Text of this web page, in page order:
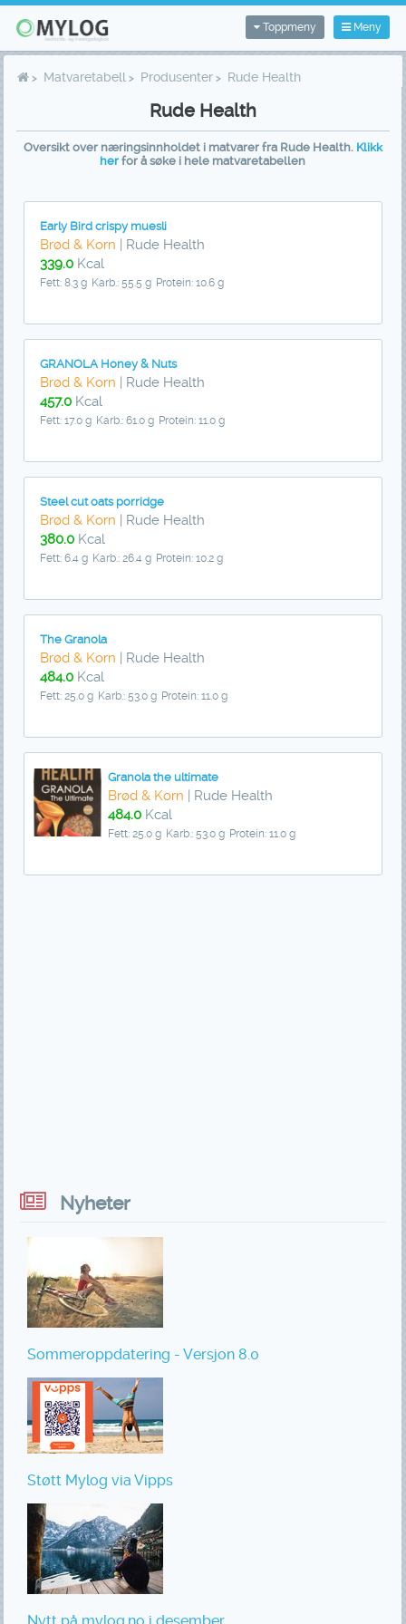
Meny
Toppmeny
Matvaretabell Produsenter Rude Health
Rude Health
Oversikt over næringsinnholdet i matvarer fra Rude Health. Klikk
her for å søke i hele matvaretabellen
Early Bird crispy muesli
Brød & Korn | Rude Health
339.0 Kcal
Fett: 8.3 g Karb.: 55.5 g Protein: 10.6 g
GRANOLA Honey & Nuts
Brød & Korn | Rude Health
457.0 Kcal
Fett: 17.0 g Karb.: 61.0 g Protein: 11.0 g
Steel cut oats porridge
Brød & Korn | Rude Health
380.0 Kcal
Fett: 6.4 g Karb.: 26.4 g Protein: 10.2 g
The Granola
Brød & Korn | Rude Health
484.0 Kcal
Fett: 25.0 g Karb.: 53.0 g Protein: 11.0 g
Granola the ultimate
Brød & Korn | Rude Health
484.0 Kcal
Fett: 25.0 g Karb.: 53.0 g Protein: 11.0 g
Nyheter
Sommeroppdatering - Versjon 8.0
Støtt Mylog via Vipps